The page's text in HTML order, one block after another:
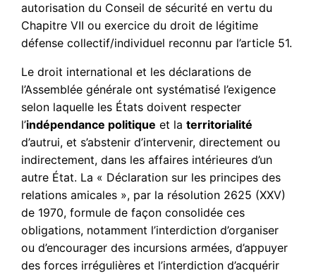
autorisation du Conseil de sécurité en vertu du
Chapitre VII ou exercice du droit de légitime
défense collectif/individuel reconnu par l’article 51.
Le droit international et les déclarations de
l’Assemblée générale ont systématisé l’exigence
selon laquelle les États doivent respecter
l’indépendance politique et laterritorialité
d’autrui, et s’abstenir d’intervenir, directement ou
indirectement, dans les affaires intérieures d’un
autre État. La « Déclaration sur les principes des
relations amicales », par la résolution 2625 (XXV)
de 1970, formule de façon consolidée ces
obligations, notamment l’interdiction d’organiser
ou d’encourager des incursions armées, d’appuyer
des forces irrégulières et l’interdiction d’acquérir